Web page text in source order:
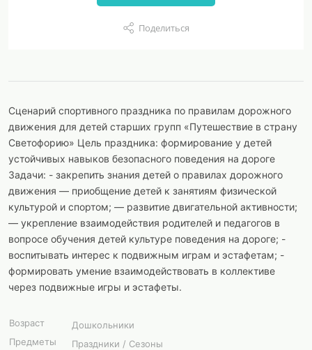
Поделиться
Сценарий спортивного праздника по правилам дорожного
движения для детей старших групп «Путешествие в страну
Светофорию» Цель праздника: формирование у детей
устойчивых навыков безопасного поведения на дороге
Задачи: - закрепить знания детей о правилах дорожного
движения — приобщение детей к занятиям физической
культурой и спортом; — развитие двигательной активности;
— укрепление взаимодействия родителей и педагогов в
вопросе обучения детей культуре поведения на дороге; -
воспитывать интерес к подвижным играм и эстафетам; -
формировать умение взаимодействовать в коллективе
через подвижные игры и эстафеты.
Возраст
Дошкольники
Предметы
Праздники / Сезоны